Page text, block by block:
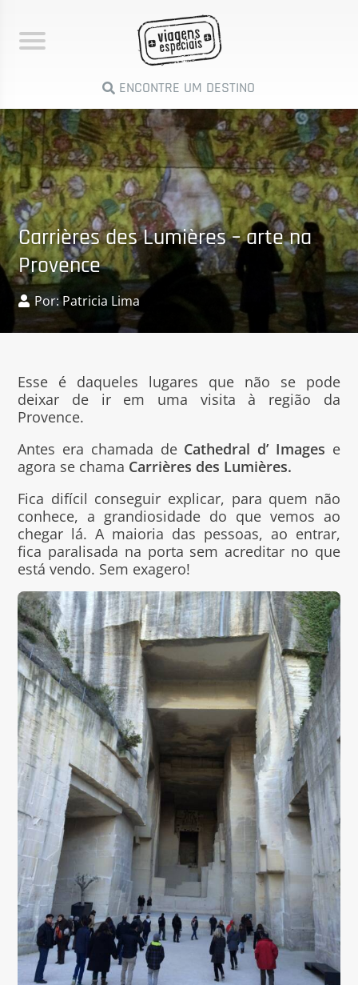
ENCONTRE UM DESTINO
Carrières des Lumières – arte na
Provence
Por: Patricia Lima
Esse é daqueles lugares que não se pode
deixar de ir em uma visita à região da
Provence.
Antes era chamada de Cathedral d’ Images e
agora se chama Carrières des Lumières.
Fica difícil conseguir explicar, para quem não
conhece, a grandiosidade do que vemos ao
chegar lá. A maioria das pessoas, ao entrar,
fica paralisada na porta sem acreditar no que
está vendo. Sem exagero!